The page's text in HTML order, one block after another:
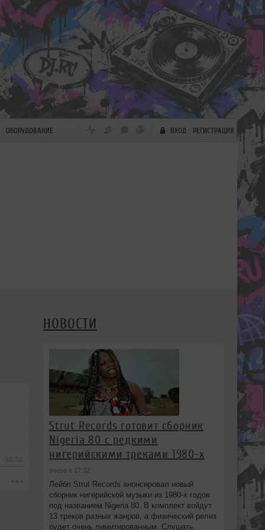
ОБОРУДОВАНИЕ ВХОД РЕГИСТРАЦИЯ
-58:58
НОВОСТИ
Strut Records готовит сборник
Nigeria 80 с редкими
нигерийскими треками 1980-х
вчера в 17:32
Лейбл Strut Records анонсировал новый
сборник нигерийской музыки из 1980-х годов
под названием Nigeria 80. В комплект войдут
13 треков разных жанров, а физический релиз
будет очень лимитированным. Слушать.